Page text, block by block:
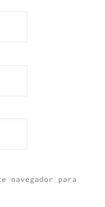
navegador para